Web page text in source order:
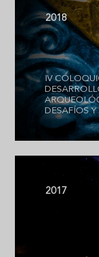
2018
IV
DESAFÍOS
2017